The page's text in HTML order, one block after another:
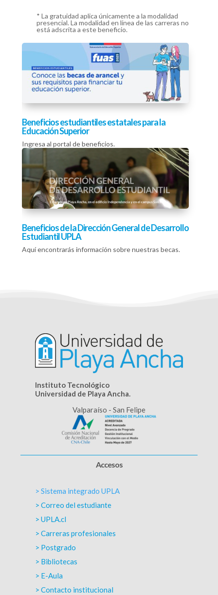
* La gratuidad aplica únicamente a la modalidad
presencial. La modalidad en línea de las carreras no
está adscrita a este beneficio.
Beneficios estudiantiles estatales para la
Educación Superior
Ingresa al portal de beneficios.
Beneficios de la Dirección General de Desarrollo
Estudiantil UPLA
Aquí encontrarás información sobre nuestras becas.
Instituto Tecnológico
Universidad de Playa Ancha.
Valparaíso - San Felipe
Accesos
> Sistema integrado UPLA
> Correo del estudiante
> UPLA.cl
> Carreras profesionales
> Postgrado
> Bibliotecas
> E-Aula
> Contacto institucional